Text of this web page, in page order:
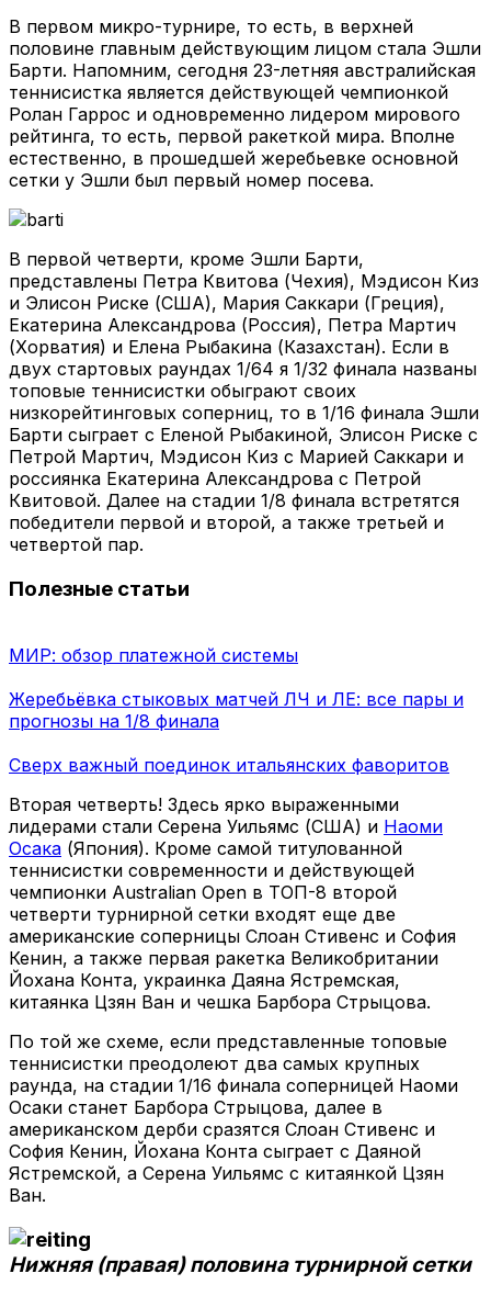
В первом микро-турнире, то есть, в верхней
половине главным действующим лицом стала Эшли
Барти. Напомним, сегодня 23-летняя австралийская
теннисистка является действующей чемпионкой
Ролан Гаррос и одновременно лидером мирового
рейтинга, то есть, первой ракеткой мира. Вполне
естественно, в прошедшей жеребьевке основной
сетки у Эшли был первый номер посева.
В первой четверти, кроме Эшли Барти,
представлены Петра Квитова (Чехия), Мэдисон Киз
и Элисон Риске (США), Мария Саккари (Греция),
Екатерина Александрова (Россия), Петра Мартич
(Хорватия) и Елена Рыбакина (Казахстан). Если в
двух стартовых раундах 1/64 я 1/32 финала названы
топовые теннисистки обыграют своих
низкорейтинговых соперниц, то в 1/16 финала Эшли
Барти сыграет с Еленой Рыбакиной, Элисон Риске с
Петрой Мартич, Мэдисон Киз с Марией Саккари и
россиянка Екатерина Александрова с Петрой
Квитовой. Далее на стадии 1/8 финала встретятся
победители первой и второй, а также третьей и
четвертой пар.
Полезные статьи
МИР: обзор платежной системы
Жеребьёвка стыковых матчей ЛЧ и ЛЕ: все пары и
прогнозы на 1/8 финала
Сверх важный поединок итальянских фаворитов
Вторая четверть! Здесь ярко выраженными
лидерами стали Серена Уильямс (США) и Наоми
Осака (Япония). Кроме самой титулованной
теннисистки современности и действующей
чемпионки Australian Open в ТОП-8 второй
четверти турнирной сетки входят еще две
американские соперницы Слоан Стивенс и София
Кенин, а также первая ракетка Великобритании
Йохана Конта, украинка Даяна Ястремская,
китаянка Цзян Ван и чешка Барбора Стрыцова.
По той же схеме, если представленные топовые
теннисистки преодолеют два самых крупных
раунда, на стадии 1/16 финала соперницей Наоми
Осаки станет Барбора Стрыцова, далее в
американском дерби сразятся Слоан Стивенс и
София Кенин, Йохана Конта сыграет с Даяной
Ястремской, а Серена Уильямс с китаянкой Цзян
Ван.
Нижняя (правая) половина турнирной сетки